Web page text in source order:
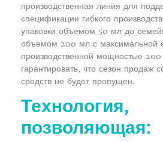
производственная линия для
спецификации гибкого
упаковки объемом 50 мл до
объемом 200 мл с максимальной
производственной мощностью
гарантировать, что сезон продаж
средств не будет пропущен.
Технология,
позволяющая: